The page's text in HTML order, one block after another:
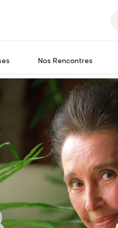
Nos Rencontres